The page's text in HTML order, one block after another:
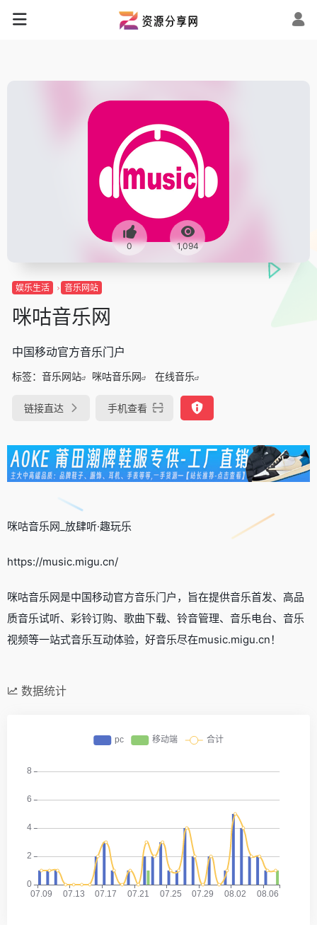
0 1,094
娱乐生活 音乐网站
咪咕音乐网
中国移动官方音乐门户
标签： 音乐网站 咪咕音乐网 在线音乐
链接直达 手机查看
咪咕音乐网_放肆听·趣玩乐
https://music.migu.cn/
咪咕音乐网是中国移动官方音乐门户，旨在提供音乐首发、高品
质音乐试听、彩铃订购、歌曲下载、铃音管理、音乐电台、音乐
视频等一站式音乐互动体验，好音乐尽在music.migu.cn！
数据统计